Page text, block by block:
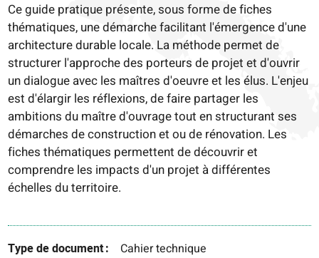
Ce guide pratique présente, sous forme de fiches
thématiques, une démarche facilitant l'émergence d'une
architecture durable locale. La méthode permet de
structurer l'approche des porteurs de projet et d'ouvrir
un dialogue avec les maîtres d'oeuvre et les élus. L'enjeu
est d'élargir les réflexions, de faire partager les
ambitions du maître d'ouvrage tout en structurant ses
démarches de construction et ou de rénovation. Les
fiches thématiques permettent de découvrir et
comprendre les impacts d'un projet à différentes
échelles du territoire.
Type de document Cahier technique